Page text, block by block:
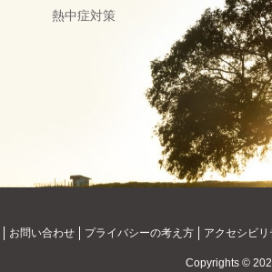
熱中症対策
お問い合わせ プライバシーの考え方 アクセシビリ
Copyrights ©